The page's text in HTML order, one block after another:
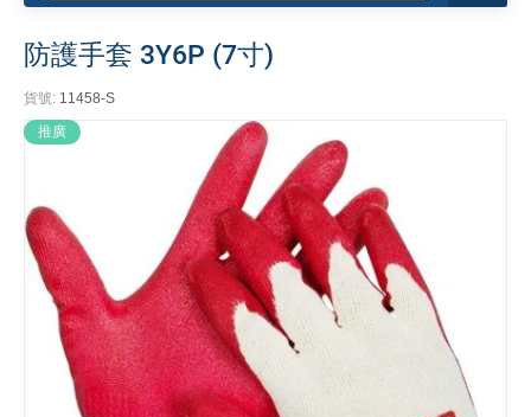
防護手套 3Y6P (7寸)
貨號: 11458-S
推廣